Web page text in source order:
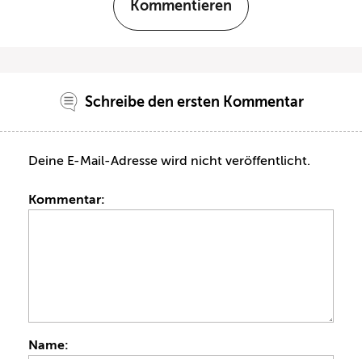
Kommentieren
Schreibe den ersten Kommentar
Deine E-Mail-Adresse wird nicht veröffentlicht.
Kommentar:
Name: